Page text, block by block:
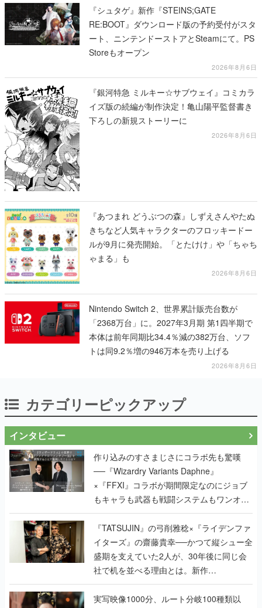
『シュタゲ』新作『STEINS;GATE
RE:BOOT』ダウンロード版の予約受付がスタ
ート、ニンテンドーストアとSteamにて。PS
Storeもオープン
2026年8月6日
『銀河特急 ミルキー☆サブウェイ』コミカラ
イズ版の続編が制作決定！亀山陽平監督書き
下ろしの新規ストーリーに
2026年8月6日
『あつまれ どうぶつの森』しずえさんやたぬ
きちなど人気キャラクターのフロッキードー
ルが9月に発売開始。「とたけけ」や「ちゃち
ゃまる」も
2026年8月6日
Nintendo Switch 2、世界累計販売台数が
「2368万台」に。2027年3月期 第1四半期で
本体は前年同期比34.4％減の382万台、ソフ
トは同9.2％増の946万本を売り上げる
2026年8月6日
カテゴリーピックアップ
インタビュー
作り込みのすさまじさにコラボ先も驚嘆
──『Wizardry Variants Daphne』
×『FFXI』コラボが期間限定なのにジョブ
もキャラも武器も戦闘システムもワンオフ
で作り込まれた理由を両ディレクターに聞
く
『TATSUJIN』の弓削雅稔×『ライデンファ
イターズ』の齋藤貴幸──かつて縦シュー全
盛期を支えていた2人が、30年後に同じ会
社で机を並べる理由とは。新作
『TATSUJIN EXTREME』で初タッグを組
んだレジェンド2人に訊く開発秘話
実写映像1000分、ルート分岐100種類以